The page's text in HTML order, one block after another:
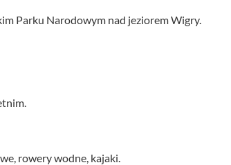
Parku Narodowym nad jeziorem Wigry.
rowery wodne, kajaki.